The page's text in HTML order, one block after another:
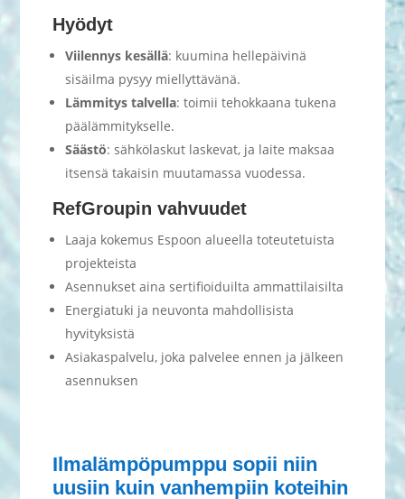
Hyödyt
Viilennys kesällä: kuumina hellepäivinä
sisäilma pysyy miellyttävänä.
Lämmitys talvella: toimii tehokkaana tukena
päälämmitykselle.
Säästö: sähkölaskut laskevat, ja laite maksaa
itsensä takaisin muutamassa vuodessa.
RefGroupin vahvuudet
Laaja kokemus Espoon alueella toteutetuista
projekteista
Asennukset aina sertifioiduilta ammattilaisilta
Energiatuki ja neuvonta mahdollisista
hyvityksistä
Asiakaspalvelu, joka palvelee ennen ja jälkeen
asennuksen
Ilmalämpöpumppu sopii niin
uusiin kuin vanhempiin koteihin